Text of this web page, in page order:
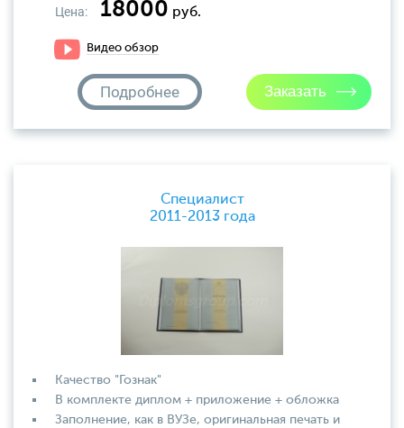
Цена: 18000 руб.
Видео обзор
Подробнее
Специалист
2011-2013 года
Качество "Гознак"
В комплекте диплом + приложение + обложка
Заполнение, как в ВУЗе, оригинальная печать и